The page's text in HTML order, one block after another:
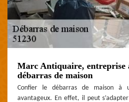
Marc Antiquaire, entreprise
débarras de maison
Confier le débarras de maison à
avantageux. En effet, il peut